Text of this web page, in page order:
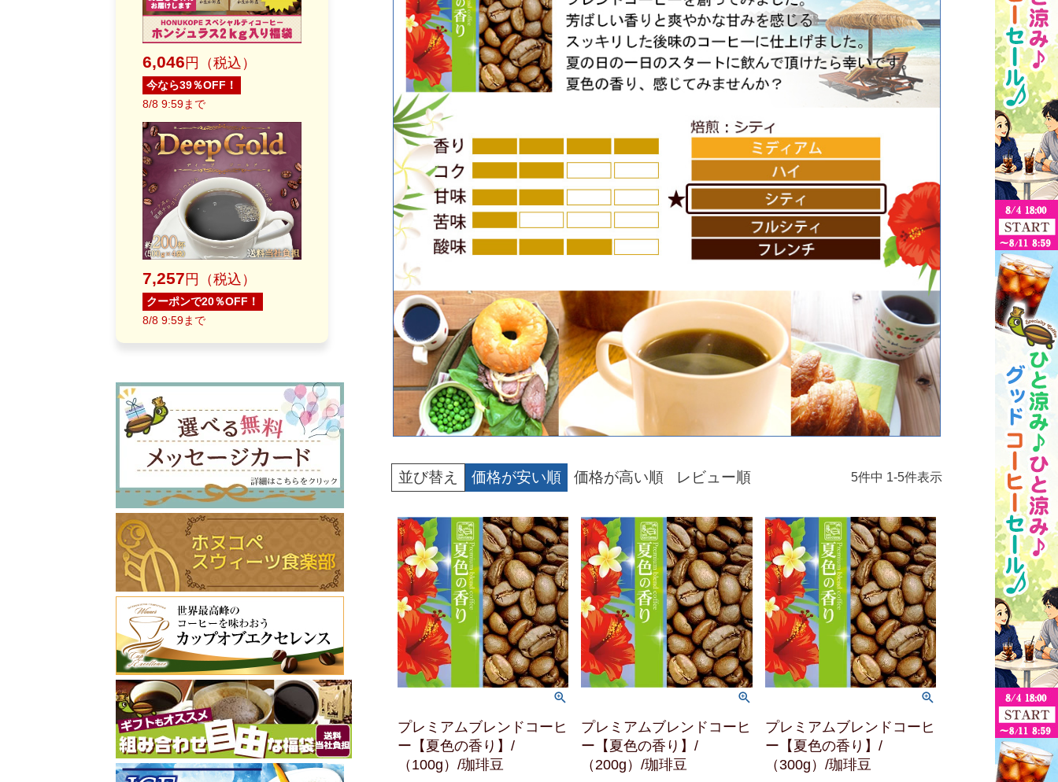
6,046円（税込）
今なら39％OFF！
8/8 9:59まで
7,257 円（税込）
クーポンで20％OFF！
8/8 9:59まで
並び替え 価格が安い順 価格が高い順 レビュー順 5件中 1-5件表示
プレミアムブレンドコーヒ
ー【夏色の香り】/
（100g）/珈琲豆
プレミアムブレンドコーヒ
ー【夏色の香り】/
（200g）/珈琲豆
プレミアムブレンドコーヒ
ー【夏色の香り】/
（300g）/珈琲豆